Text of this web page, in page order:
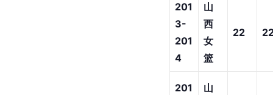
201
3-
201
4
山
西
女
篮
22
201
山